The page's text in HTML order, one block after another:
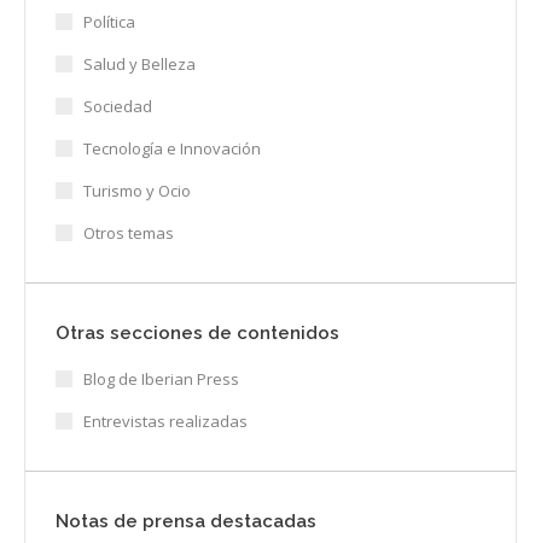
Política
Salud y Belleza
Sociedad
Tecnología e Innovación
Turismo y Ocio
Otros temas
Otras secciones de contenidos
Blog de Iberian Press
Entrevistas realizadas
Notas de prensa destacadas